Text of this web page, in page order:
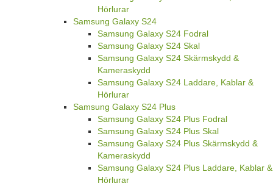
Hörlurar
Samsung Galaxy S24
Samsung Galaxy S24 Fodral
Samsung Galaxy S24 Skal
Samsung Galaxy S24 Skärmskydd &
Kameraskydd
Samsung Galaxy S24 Laddare, Kablar &
Hörlurar
Samsung Galaxy S24 Plus
Samsung Galaxy S24 Plus Fodral
Samsung Galaxy S24 Plus Skal
Samsung Galaxy S24 Plus Skärmskydd &
Kameraskydd
Samsung Galaxy S24 Plus Laddare, Kablar &
Hörlurar